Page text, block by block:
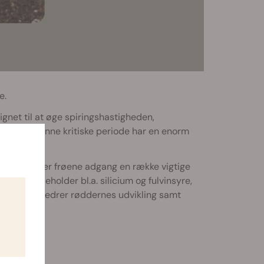
til at øge spiringshastigheden,
Denne kritiske periode har en enorm
giver frøene adgang en række vigtige
indeholder bl.a. silicium og fulvinsyre,
der forbedrer røddernes udvikling samt